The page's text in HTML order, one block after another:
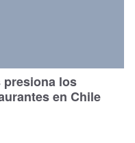
los
en Chile